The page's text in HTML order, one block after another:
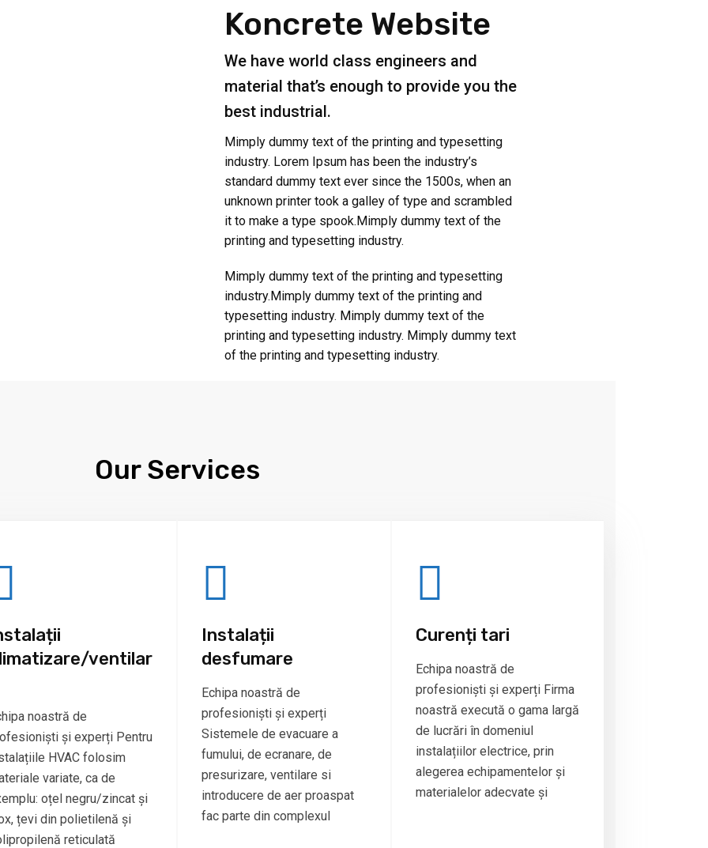
Koncrete Website
We have world class engineers and
material that’s enough to provide you the
best industrial.
Mimply dummy text of the printing and typesetting
industry. Lorem Ipsum has been the industry’s
standard dummy text ever since the 1500s, when an
unknown printer took a galley of type and scrambled
it to make a type spook.Mimply dummy text of the
printing and typesetting industry.
Mimply dummy text of the printing and typesetting
industry.Mimply dummy text of the printing and
typesetting industry. Mimply dummy text of the
printing and typesetting industry. Mimply dummy text
of the printing and typesetting industry.
Our Services
ventilar
noastră de
și experți Pentru
HVAC folosim
variate, ca de
oțel negru/zincat și
țevi din polietilenă și
reticulată
Instalații
desfumare
Echipa noastră de
profesioniști și experți
Sistemele de evacuare a
fumului, de ecranare, de
presurizare, ventilare si
introducere de aer proaspat
fac parte din complexul
Curenți tari
Echipa noastră de
profesioniști și experți Firma
noastră execută o gama largă
de lucrări în domeniul
instalațiilor electrice, prin
alegerea echipamentelor și
materialelor adecvate și